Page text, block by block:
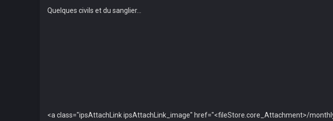
Quelques civils et du sanglier...
<a class="ipsAttachLink ipsAttachLink_image" href="<fileStore.core_Attachment>/